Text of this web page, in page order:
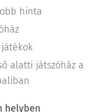
hinta
alatti játszóház a
helyben